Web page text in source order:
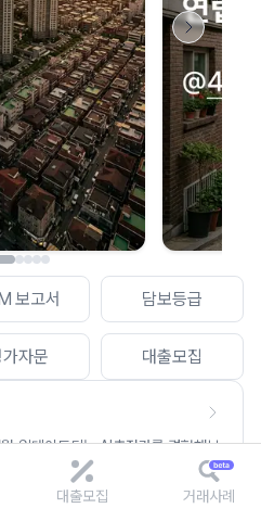
보고서 담보등급
자문 대출모집
업데이트되는 AI추정가를 경험해보
지 않아 지도를 불러올 수 없습니다.
드려 죄송합니다.
시 시도
대출모집 거래사례